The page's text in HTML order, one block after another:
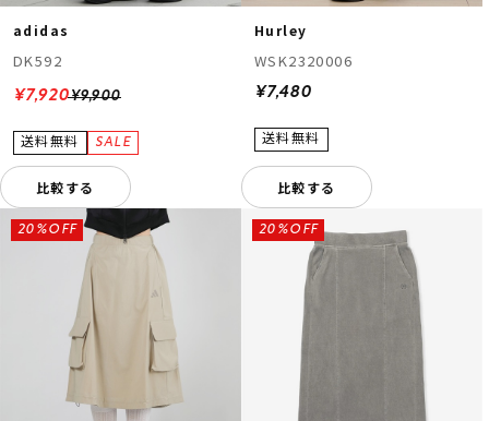
adidas
DK592
¥9,900
¥7,920
比較する
Hurley
WSK2320006
¥7,480
比較する
20%OFF 20%OFF